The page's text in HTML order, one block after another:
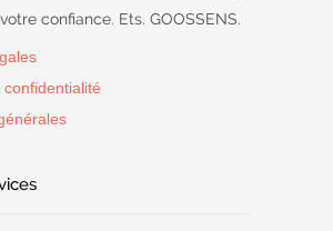
confiance. Ets. GOOSSENS.
confidentialité